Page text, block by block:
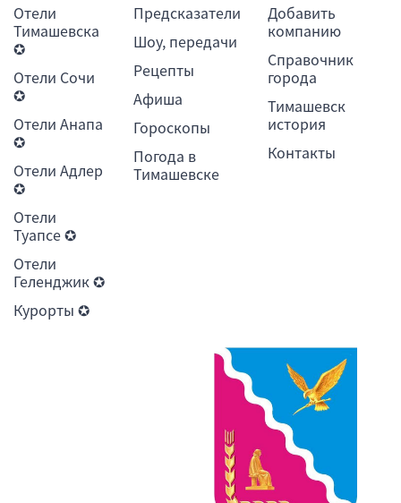
Отели
Тимашевска
✪
Отели Сочи
✪
Отели Анапа
✪
Отели Адлер
✪
Отели
Туапсе ✪
Отели
Геленджик ✪
Курорты ✪
Предсказатели
Шоу, передачи
Рецепты
Афиша
Гороскопы
Погода в
Тимашевске
Добавить
компанию
Справочник
города
Тимашевск
история
Контакты